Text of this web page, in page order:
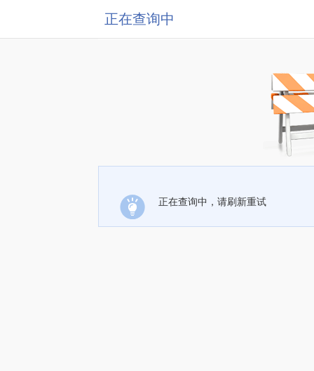
正在查询中
正在查询中，请刷新重试